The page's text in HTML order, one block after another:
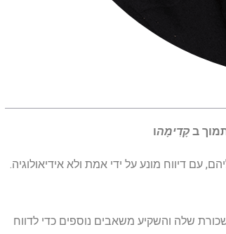
ב קָדִימָהו
עם דיווח מונע על ידי אמת ולא אידיאולוגיה.
שלה והשקיע משאבים נוספים כדי לדווח